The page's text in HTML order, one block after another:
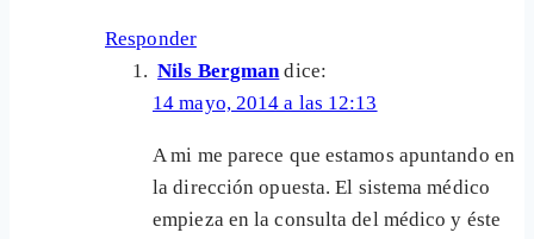
Responder
Nils Bergman dice:
14 mayo, 2014 a las 12:13
A mi me parece que estamos apuntando en
la dirección opuesta. El sistema médico
empieza en la consulta del médico y éste